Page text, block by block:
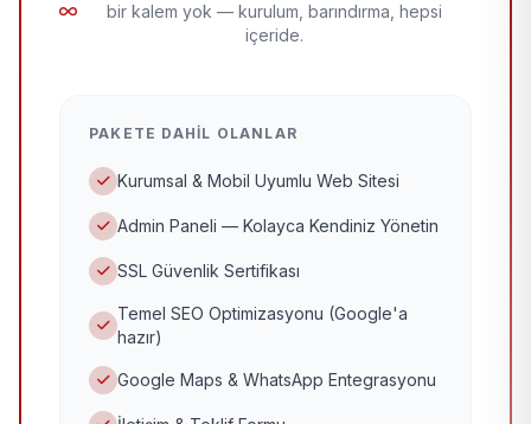
bir kalem yok — kurulum, barındırma, hepsi
içeride.
PAKETE DAHIL OLANLAR
Kurumsal & Mobil Uyumlu Web Sitesi
Admin Paneli — Kolayca Kendiniz Yönetin
SSL Güvenlik Sertifikası
Temel SEO Optimizasyonu (Google'a
hazır)
Google Maps & WhatsApp Entegrasyonu